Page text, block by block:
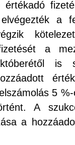
a
a
is
5
A
a